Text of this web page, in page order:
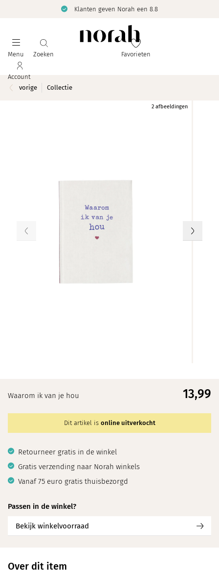
Klanten geven Norah een 8.8
Menu Zoeken Favorieten
Account
vorige
Collectie
2 afbeeldingen
Waarom ik van je hou 13,99
Dit artikel is online uitverkocht
Retourneer gratis in de winkel
Gratis verzending naar Norah winkels
Vanaf 75 euro gratis thuisbezorgd
Passen in de winkel?
Bekijk winkelvoorraad
Over dit item